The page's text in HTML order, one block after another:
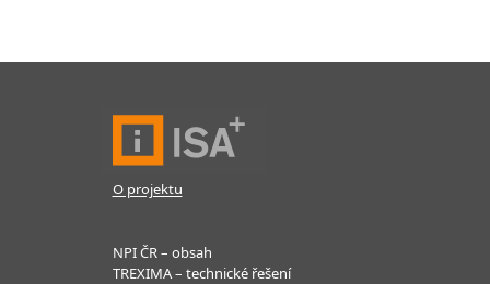
O projektu
NPI ČR – obsah
TREXIMA – technické řešení